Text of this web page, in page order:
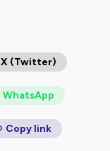
X (Twitter)
WhatsApp
Copy link